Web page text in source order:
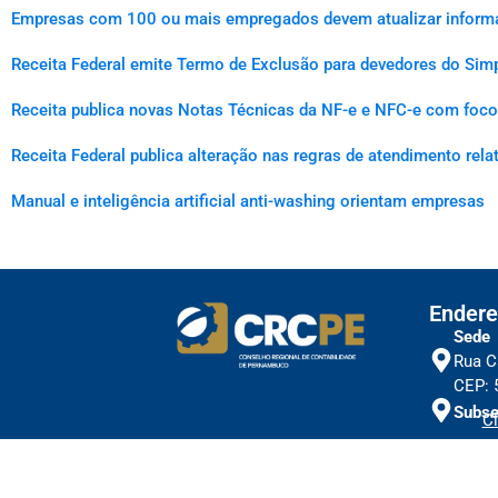
Empresas com 100 ou mais empregados devem atualizar
Receita Federal emite Termo de Exclusão para devedores do
Receita publica novas Notas Técnicas da NF-e e NFC-e com
Receita Federal publica alteração nas regras de atendimento
Manual e inteligência artificial anti-washing orientam empresas
Sede
Rua
CEP: